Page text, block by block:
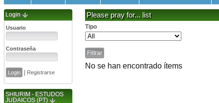
Login
Usuario
Contraseña
| Registrarse
SHIURIM - ESTUDOS
JUDAICOS (PT)
Please pray for... list
Tipo
No se han encontrado ítems